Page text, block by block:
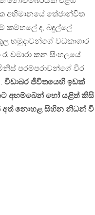
අභිමානයේ තේජාන්විත
කම්හලේ ද, බදුල්ලේ
හමුදාවන්ගේ වධකාගාර
වමාරා කන සිංහලයේ
පරම්පරාවන්ගේ වීර
විඩාබර ජීවිතයෙහි ඉඩක්
අහම්බෙන් හෝ යළිත් කිසි
අත් නොහළ සිහින නිධන් වී